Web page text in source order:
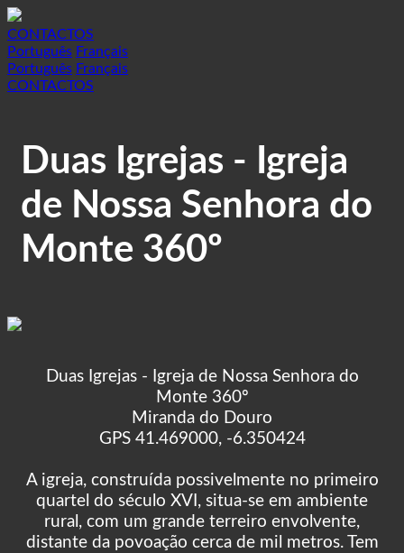
CONTACTOS
Português Français
Português Français
CONTACTOS
Duas Igrejas - Igreja
de Nossa Senhora do
Monte 360º
Duas Igrejas - Igreja de Nossa Senhora do
Monte 360º
Miranda do Douro
GPS 41.469000, -6.350424
A igreja, construída possivelmente no primeiro
quartel do século XVI, situa-se em ambiente
rural, com um grande terreiro envolvente,
distante da povoação cerca de mil metros. Tem